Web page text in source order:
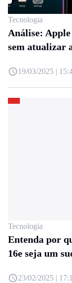
Tecnologia
Análise:
sem atualizar
19/03/2025 |
Tecnologia
Entenda por
16e seja um
23/02/2025 |